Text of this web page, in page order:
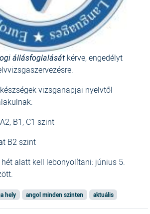
állásfoglalását kérve, engedélyt
vizsganapjai nyelvtől
A2, B1, C1 szint
t B2 szint
alatt kell lebonyolítani: június 5.
hely angol minden szinten aktuális